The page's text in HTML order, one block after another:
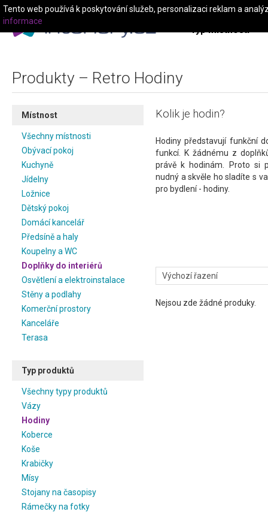
Typ místnosti
Produkty – Retro Hodiny
Místnost
Všechny místnosti
Obývací pokoj
Kuchyně
Jídelny
Ložnice
Dětský pokoj
Domácí kancelář
Předsíně a haly
Koupelny a WC
Doplňky do interiérů
Osvětlení a elektroinstalace
Stěny a podlahy
Komerční prostory
Kanceláře
Terasa
Typ produktů
Všechny typy produktů
Vázy
Hodiny
Koberce
Koše
Krabičky
Mísy
Stojany na časopisy
Rámečky na fotky
Kolik je hodin?
Hodiny představují funkční
funkcí. K žádnému z
právě k hodinám. Proto si
nudný a skvěle ho sladíte s
pro bydlení - hodiny.
Nejsou zde žádné produky.
Tento web používá k poskytování služeb, personalizaci reklam a
informace